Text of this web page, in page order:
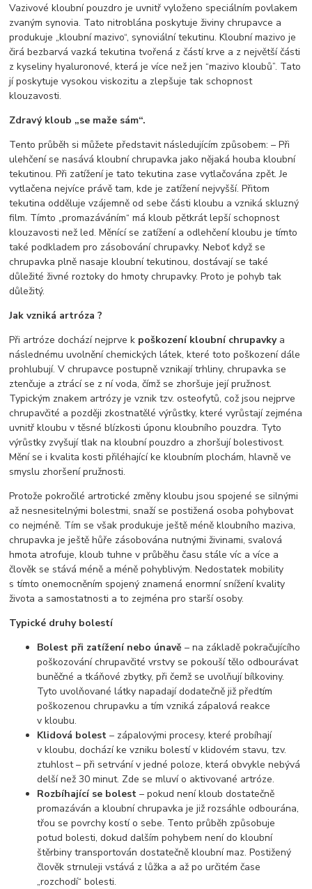
Vazivové kloubní pouzdro je uvnitř vyloženo speciálním povlakem
zvaným synovia. Tato nitroblána poskytuje živiny chrupavce a
produkuje „kloubní mazivo“, synoviální tekutinu. Kloubní mazivo je
čirá bezbarvá vazká tekutina tvořená z částí krve a z největší části
z kyseliny hyaluronové, která je více než jen “mazivo kloubů”. Tato
jí poskytuje vysokou viskozitu a zlepšuje tak schopnost
klouzavosti.
Zdravý kloub „se maže sám“.
Tento průběh si můžete představit následujícím způsobem: – Při
ulehčení se nasává kloubní chrupavka jako nějaká houba kloubní
tekutinou. Při zatížení je tato tekutina zase vytlačována zpět. Je
vytlačena nejvíce právě tam, kde je zatížení nejvyšší. Přitom
tekutina odděluje vzájemně od sebe části kloubu a vzniká skluzný
film. Tímto „promazáváním“ má kloub pětkrát lepší schopnost
klouzavosti než led. Měnící se zatížení a odlehčení kloubu je tímto
také podkladem pro zásobování chrupavky. Neboť když se
chrupavka plně nasaje kloubní tekutinou, dostávají se také
důležité živné roztoky do hmoty chrupavky. Proto je pohyb tak
důležitý.
Jak vzniká artróza ?
Při artróze dochází nejprve k poškození kloubní chrupavkya
následnému uvolnění chemických látek, které toto poškození dále
prohlubují. V chrupavce postupně vznikají trhliny, chrupavka se
ztenčuje a ztrácí se z ní voda, čímž se zhoršuje její pružnost.
Typickým znakem artrózy je vznik tzv. osteofytů, což jsou nejprve
chrupavčité a později zkostnatělé výrůstky, které vyrůstají zejména
uvnitř kloubu v těsné blízkosti úponu kloubního pouzdra. Tyto
výrůstky zvyšují tlak na kloubní pouzdro a zhoršují bolestivost.
Mění se i kvalita kosti přiléhající ke kloubním plochám, hlavně ve
smyslu zhoršení pružnosti.
Protože pokročilé artrotické změny kloubu jsou spojené se silnými
až nesnesitelnými bolestmi, snaží se postižená osoba pohybovat
co nejméně. Tím se však produkuje ještě méně kloubního maziva,
chrupavka je ještě hůře zásobována nutnými živinami, svalová
hmota atrofuje, kloub tuhne v průběhu času stále víc a více a
člověk se stává méně a méně pohyblivým. Nedostatek mobility
s tímto onemocněním spojený znamená enormní snížení kvality
života a samostatnosti a to zejména pro starší osoby.
Typické druhy bolestí
Bolest při zatížení nebo únavě – na základě pokračujícího
poškozování chrupavčité vrstvy se pokouší tělo odbourávat
buněčné a tkáňové zbytky, při čemž se uvolňují bílkoviny.
Tyto uvolňované látky napadají dodatečně již předtím
poškozenou chrupavku a tím vzniká zápalová reakce
v kloubu.
Klidová bolest – zápalovými procesy, které probíhají
v kloubu, dochází ke vzniku bolestí v klidovém stavu, tzv.
ztuhlost – při setrvání v jedné poloze, která obvykle nebývá
delší než 30 minut. Zde se mluví o aktivované artróze.
Rozbíhající se bolest – pokud není kloub dostatečně
promazáván a kloubní chrupavka je již rozsáhle odbourána,
třou se povrchy kostí o sebe. Tento průběh způsobuje
potud bolesti, dokud dalším pohybem není do kloubní
štěrbiny transportován dostatečně kloubní maz. Postižený
člověk strnuleji vstává z lůžka a až po určitém čase
„rozchodí“ bolesti.